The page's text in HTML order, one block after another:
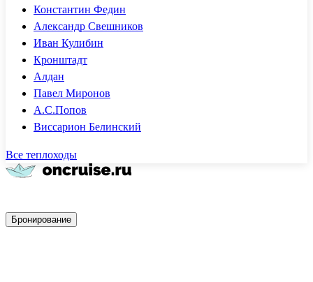
Константин Федин
Александр Свешников
Иван Кулибин
Кронштадт
Алдан
Павел Миронов
А.С.Попов
Виссарион Белинский
Все теплоходы
Бронирование